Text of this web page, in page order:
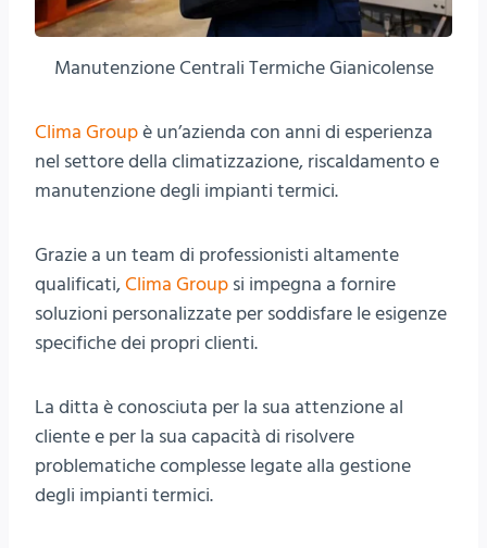
Manutenzione Centrali Termiche Gianicolense
Clima Groupè un’azienda con anni di esperienza
nel settore della climatizzazione, riscaldamento e
manutenzione degli impianti termici.
Grazie a un team di professionisti altamente
qualificati,Clima Group si impegna a fornire
soluzioni personalizzate per soddisfare le esigenze
specifiche dei propri clienti.
La ditta è conosciuta per la sua attenzione al
cliente e per la sua capacità di risolvere
problematiche complesse legate alla gestione
degli impianti termici.